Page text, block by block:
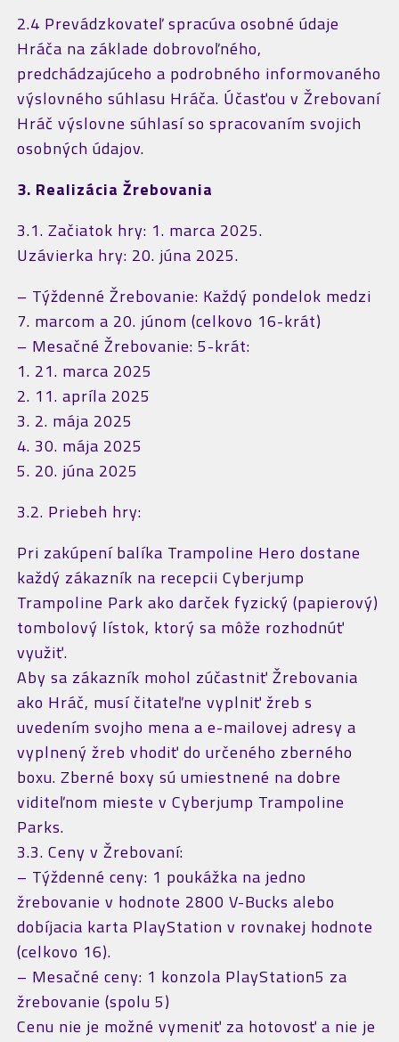
2.4 Prevádzkovateľ spracúva osobné údaje
Hráča na základe dobrovoľného,
predchádzajúceho a podrobného informovaného
výslovného súhlasu Hráča. Účasťou v Žrebovaní
Hráč výslovne súhlasí so spracovaním svojich
osobných údajov.
3. Realizácia Žrebovania
3.1. Začiatok hry: 1. marca 2025.
Uzávierka hry: 20. júna 2025.
– Týždenné Žrebovanie: Každý pondelok medzi
7. marcom a 20. júnom (celkovo 16-krát)
– Mesačné Žrebovanie: 5-krát:
1. 21. marca 2025
2. 11. apríla 2025
3. 2. mája 2025
4. 30. mája 2025
5. 20. júna 2025
3.2. Priebeh hry:
Pri zakúpení balíka Trampoline Hero dostane
každý zákazník na recepcii Cyberjump
Trampoline Park ako darček fyzický (papierový)
tombolový lístok, ktorý sa môže rozhodnúť
využiť.
Aby sa zákazník mohol zúčastniť Žrebovania
ako Hráč, musí čitateľne vyplniť žreb s
uvedením svojho mena a e-mailovej adresy a
vyplnený žreb vhodiť do určeného zberného
boxu. Zberné boxy sú umiestnené na dobre
viditeľnom mieste v Cyberjump Trampoline
Parks.
3.3. Ceny v Žrebovaní:
– Týždenné ceny: 1 poukážka na jedno
žrebovanie v hodnote 2800 V-Bucks alebo
dobíjacia karta PlayStation v rovnakej hodnote
(celkovo 16).
– Mesačné ceny: 1 konzola PlayStation5 za
žrebovanie (spolu 5)
Cenu nie je možné vymeniť za hotovosť a nie je